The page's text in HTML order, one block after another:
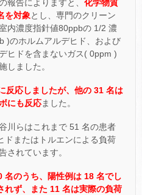
報告によりますと、 化学物質
を対象とし、専門のクリーン
内濃度指針値80ppbの 1/2 濃
)のホルムアルデヒド、および
ヒドを含まないガス( 0ppm )
しました。
反応しましたが、他の 31 名は
にも反応ました。
川らはこれまで 51 名の患者
ドまたはトルエンによる負荷
されています。
名のうち、陽性例は 18 名でし
れず、また 11 名は実際の負荷